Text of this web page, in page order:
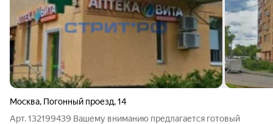
Москва, Погонный проезд,14
Арт. 132199439 Вашему вниманию предлагается готовый